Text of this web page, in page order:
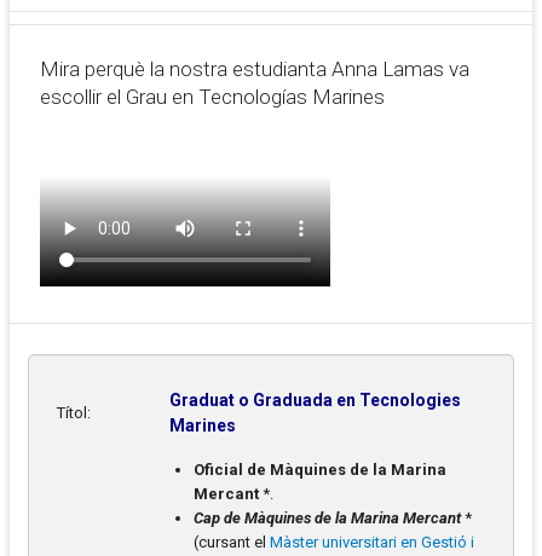
Mira perquè la nostra estudianta Anna Lamas va
escollir el Grau en Tecnologías Marines
Títol:
Graduat o Graduada en Tecnologies
Marines
Oficial de Màquines de la Marina
Mercant *.
Cap de Màquines de la Marina Mercant*
(cursant el Màster universitari en Gestió i